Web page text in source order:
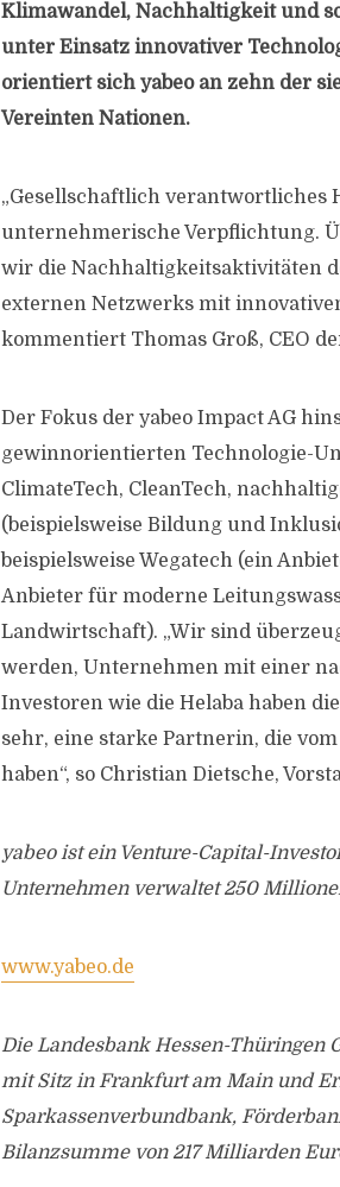
Klimawandel, Nachhaltigkeit und
unter Einsatz innovativer
orientiert sich yabeo an zehn der
Vereinten Nationen.
„Gesellschaftlich verantwortliches
unternehmerische Verpflichtung.
wir die Nachhaltigkeitsaktivitäten
externen Netzwerks mit
kommentiert Thomas Groß, CEO
Der Fokus der yabeo Impact AG
gewinnorientierten Technologie-
ClimateTech, CleanTech,
(beispielsweise Bildung und
beispielsweise Wegatech (ein
Anbieter für moderne
Landwirtschaft). „Wir sind
werden, Unternehmen mit einer
Investoren wie die Helaba haben
sehr, eine starke Partnerin, die
haben“, so Christian Dietsche,
yabeo ist ein Venture-Capital-
Unternehmen verwaltet 250
www.yabeo.de
Die Landesbank Hessen-Thüringen
mit Sitz in Frankfurt am Main und
Sparkassenverbundbank,
Bilanzsumme von 217 Milliarden